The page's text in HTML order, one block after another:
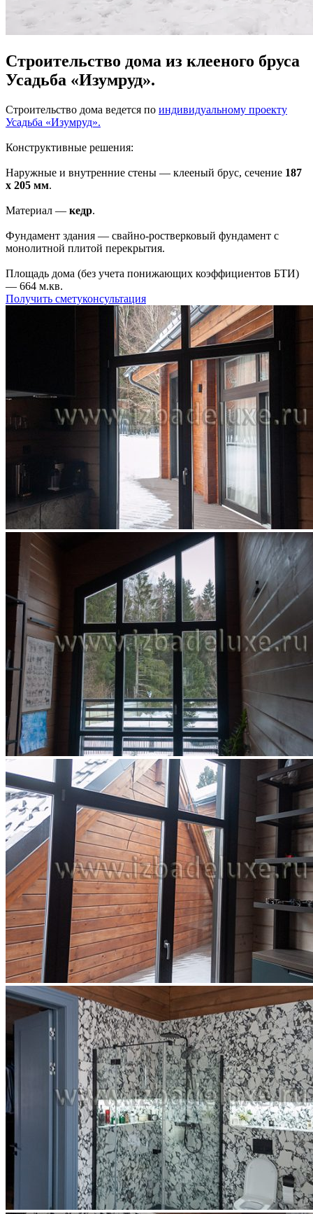
Строительство дома из клееного бруса
Усадьба «Изумруд».
Строительство дома ведется по индивидуальному проекту
Усадьба «Изумруд».
Конструктивные решения:
Наружные и внутренние стены ― клееный брус, сечение 187
х 205 мм.
Материал ― кедр.
Фундамент здания ― свайно-ростверковый фундамент с
монолитной плитой перекрытия.
Площадь дома (без учета понижающих коэффициентов БТИ)
― 664 м.кв.
Получить сметуконсультация